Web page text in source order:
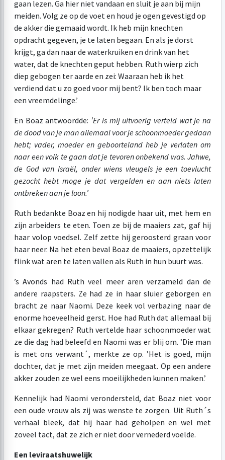
gaan lezen. Ga hier niet vandaan en sluit je aan bij mijn
meiden. Volg ze op de voet en houd je ogen gevestigd op
de akker die gemaaid wordt. Ik heb mijn knechten
opdracht gegeven, je te laten begaan. En als je dorst
krijgt, ga dan naar de waterkruiken en drink van het
water, dat de knechten geput hebben. Ruth wierp zich
diep gebogen ter aarde en zei: Waaraan heb ik het
verdiend dat u zo goed voor mij bent? Ik ben toch maar
een vreemdelinge.’
En Boaz antwoordde: ’Er is mij uitvoerig verteld wat je na
de dood van je man allemaal voor je schoonmoeder gedaan
hebt; vader, moeder en geboorteland heb je verlaten om
naar een volk te gaan dat je tevoren onbekend was. Jahwe,
de God van Israël, onder wiens vleugels je een toevlucht
gezocht hebt moge je dat vergelden en aan niets laten
ontbreken aan je loon.’
Ruth bedankte Boaz en hij nodigde haar uit, met hem en
zijn arbeiders te eten. Toen ze bij de maaiers zat, gaf hij
haar volop voedsel. Zelf zette hij geroosterd graan voor
haar neer. Na het eten beval Boaz de maaiers, opzettelijk
flink wat aren te laten vallen als Ruth in hun buurt was.
’s Avonds had Ruth veel meer aren verzameld dan de
andere raapsters. Ze had ze in haar sluier geborgen en
bracht ze naar Naomi. Deze keek vol verbazing naar de
enorme hoeveelheid gerst. Hoe had Ruth dat allemaal bij
elkaar gekregen? Ruth vertelde haar schoonmoeder wat
ze die dag had beleefd en Naomi was er blij om. ’Die man
is met ons verwant´, merkte ze op. ’Het is goed, mijn
dochter, dat je met zijn meiden meegaat. Op een andere
akker zouden ze wel eens moeilijkheden kunnen maken.’
Kennelijk had Naomi verondersteld, dat Boaz niet voor
een oude vrouw als zij was wenste te zorgen. Uit Ruth´s
verhaal bleek, dat hij haar had geholpen en wel met
zoveel tact, dat ze zich er niet door vernederd voelde.
Een leviraatshuwelijk